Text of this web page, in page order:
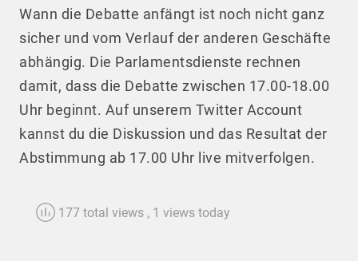
Wann die Debatte anfängt ist noch nicht ganz
sicher und vom Verlauf der anderen Geschäfte
abhängig. Die Parlamentsdienste rechnen
damit, dass die Debatte zwischen 17.00-18.00
Uhr beginnt. Auf unserem Twitter Account
kannst du die Diskussion und das Resultat der
Abstimmung ab 17.00 Uhr live mitverfolgen.
177 total views , 1 views today